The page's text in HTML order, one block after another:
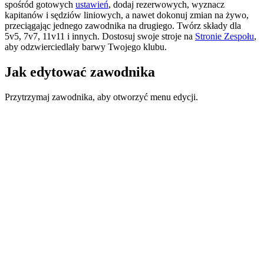
spośród gotowych ustawień, dodaj rezerwowych, wyznacz
kapitanów i sędziów liniowych, a nawet dokonuj zmian na żywo,
przeciągając jednego zawodnika na drugiego. Twórz składy dla
5v5, 7v7, 11v11 i innych. Dostosuj swoje stroje na Stronie Zespołu,
aby odzwierciedlały barwy Twojego klubu.
Jak edytować zawodnika
Przytrzymaj zawodnika, aby otworzyć menu edycji.